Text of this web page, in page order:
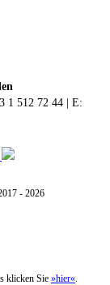
1 512 72 44 | E:
- 2026
klicken Sie »hier«